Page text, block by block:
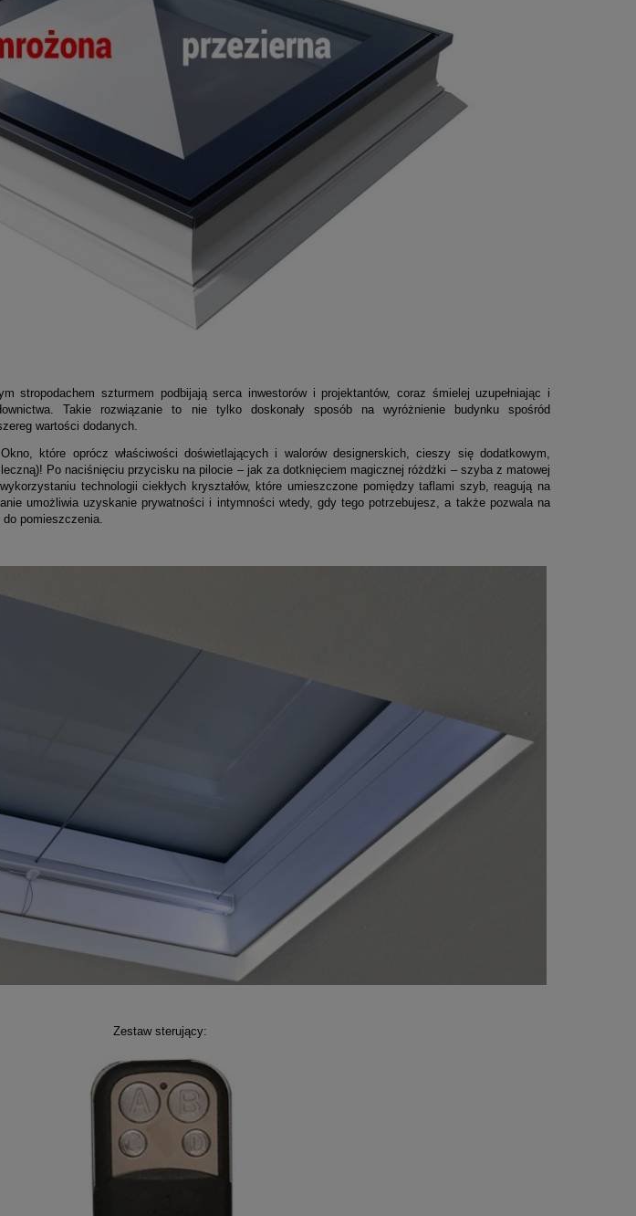
stropodachem szturmem podbijają serca inwestorów i projektantów, coraz śmielej uzupełniając i
Takie rozwiązanie to nie tylko doskonały sposób na wyróżnienie budynku spośród
wartości dodanych.
Okno, które oprócz właściwości doświetlających i walorów designerskich, cieszy się dodatkowym,
Po naciśnięciu przycisku na pilocie – jak za dotknięciem magicznej różdżki – szyba z matowej
technologii ciekłych kryształów, które umieszczone pomiędzy taflami szyb, reagują na
umożliwia uzyskanie prywatności i intymności wtedy, gdy tego potrzebujesz, a także pozwala na
pomieszczenia.
Zestaw sterujący: